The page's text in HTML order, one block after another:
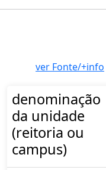
ver Fonte/+info
denominação
da unidade
(reitoria ou
campus)